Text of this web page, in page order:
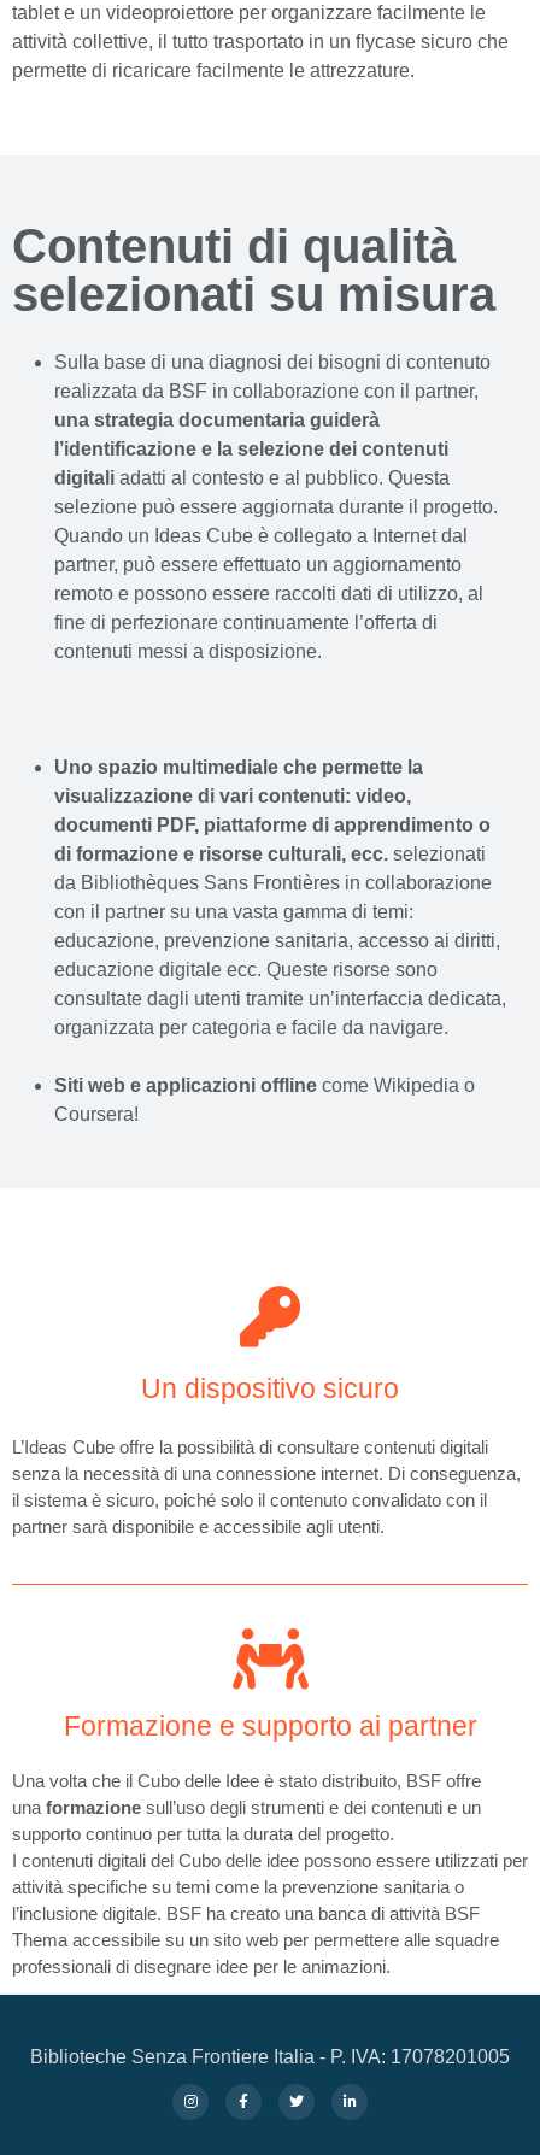
tablet e un videoproiettore per organizzare facilmente le
attività collettive, il tutto trasportato in un flycase sicuro che
permette di ricaricare facilmente le attrezzature.
Contenuti di qualità
selezionati su misura
Sulla base di una diagnosi dei bisogni di contenuto
realizzata da BSF in collaborazione con il partner,
una strategia documentaria guiderà
l’identificazione e la selezione dei contenuti
digitali adatti al contesto e al pubblico. Questa
selezione può essere aggiornata durante il progetto.
Quando un Ideas Cube è collegato a Internet dal
partner, può essere effettuato un aggiornamento
remoto e possono essere raccolti dati di utilizzo, al
fine di perfezionare continuamente l’offerta di
contenuti messi a disposizione.
Uno spazio multimediale che permette la
visualizzazione di vari contenuti: video,
documenti PDF, piattaforme di apprendimento o
di formazione e risorse culturali, ecc. selezionati
da Bibliothèques Sans Frontières in collaborazione
con il partner su una vasta gamma di temi:
educazione, prevenzione sanitaria, accesso ai diritti,
educazione digitale ecc. Queste risorse sono
consultate dagli utenti tramite un’interfaccia dedicata,
organizzata per categoria e facile da navigare.
Siti web e applicazioni offline come Wikipedia o
Coursera!
Un dispositivo sicuro
L’Ideas Cube offre la possibilità di consultare contenuti digitali
senza la necessità di una connessione internet. Di conseguenza,
il sistema è sicuro, poiché solo il contenuto convalidato con il
partner sarà disponibile e accessibile agli utenti.
Formazione e supporto ai partner
Una volta che il Cubo delle Idee è stato distribuito, BSF offre
una formazione sull’uso degli strumenti e dei contenuti e un
supporto continuo per tutta la durata del progetto.
I contenuti digitali del Cubo delle idee possono essere utilizzati per
attività specifiche su temi come la prevenzione sanitaria o
l’inclusione digitale. BSF ha creato una banca di attività BSF
Thema accessibile su un sito web per permettere alle squadre
professionali di disegnare idee per le animazioni.
Biblioteche Senza Frontiere Italia - P. IVA: 17078201005